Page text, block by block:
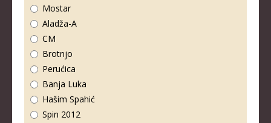
Mostar
Aladža-A
CM
Brotnjo
Perućica
Banja Luka
Hašim Spahić
Spin 2012